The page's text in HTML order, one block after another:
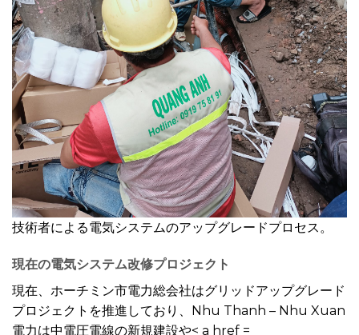
技術者による電気システムのアップグレードプロセス。
現在の電気システム改修プロジェクト
現在、ホーチミン市電力総会社はグリッドアップグレード
プロジェクトを推進しており、Nhu Thanh – Nhu Xuan
電力は中電圧電線の新規建設や< a href =